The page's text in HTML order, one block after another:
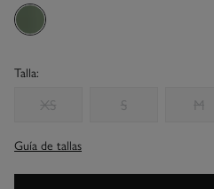
Talla:
XS S M
Guía de tallas